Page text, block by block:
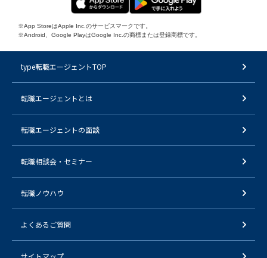
※App StoreはApple Inc.のサービスマークです。
※Android、Google PlayはGoogle Inc.の商標または登録商標です。
type転職エージェントTOP
転職エージェントとは
転職エージェントの面談
転職相談会・セミナー
転職ノウハウ
よくあるご質問
サイトマップ